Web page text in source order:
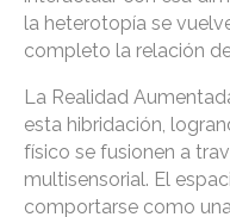
la heterotopía se
completo la relación
La Realidad
esta hibridación,
físico se fusionen a
multisensorial. El
comportarse como